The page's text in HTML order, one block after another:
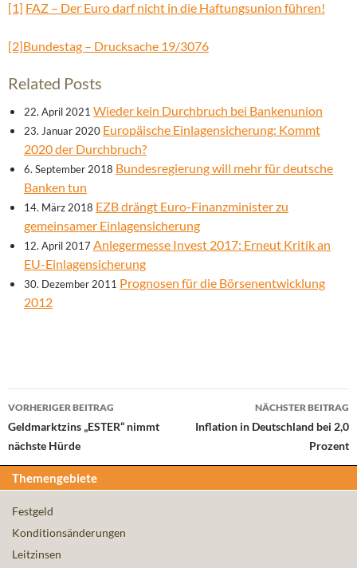
[1] FAZ – Der Euro darf nicht in die Haftungsunion führen!
[2]Bundestag – Drucksache 19/3076
Related Posts
22. April 2021 Wieder kein Durchbruch bei Bankenunion
23. Januar 2020 Europäische Einlagensicherung: Kommt
2020 der Durchbruch?
6. September 2018 Bundesregierung will mehr für deutsche
Banken tun
14. März 2018 EZB drängt Euro-Finanzminister zu
gemeinsamer Einlagensicherung
12. April 2017 Anlegermesse Invest 2017: Erneut Kritik an
EU-Einlagensicherung
30. Dezember 2011 Prognosen für die Börsenentwicklung
2012
Beitrags-
Navigation
VORHERIGER BEITRAG
Geldmarktzins „ESTER“ nimmt
nächste Hürde
NÄCHSTER BEITRAG
Inflation in Deutschland bei 2,0
Prozent
Themengebiete
Festgeld
Konditionsänderungen
Leitzinsen